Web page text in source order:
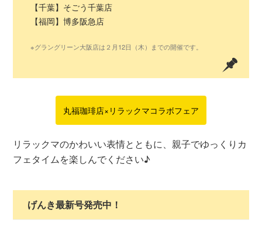
【千葉】そごう千葉店
【福岡】博多阪急店
※グラングリーン大阪店は２月12日（木）までの開催です。
丸福珈琲店×リラックマコラボフェア
リラックマのかわいい表情とともに、親子でゆっくりカ
フェタイムを楽しんでください♪
げんき最新号発売中！